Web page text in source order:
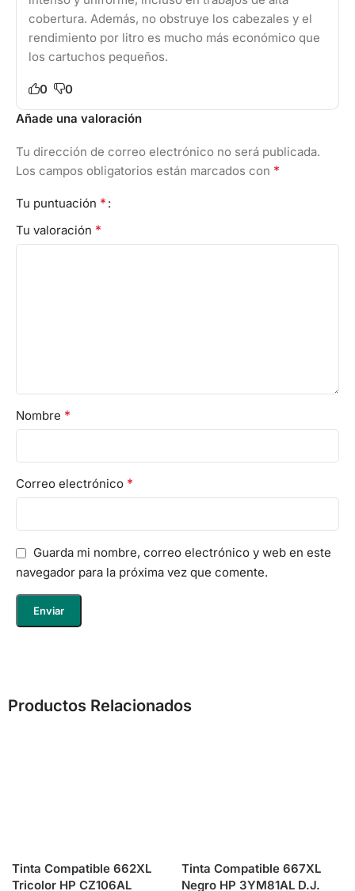
cobertura. Además, no obstruye los cabezales y el
rendimiento por litro es mucho más económico que
los cartuchos pequeños.
0
0
Añade una valoración
Tu dirección de correo electrónico no será publicada.
Los campos obligatorios están marcados con *
Tu puntuación *
Tu valoración *
Nombre *
Correo electrónico *
Guarda mi nombre, correo electrónico y web en este
navegador para la próxima vez que comente.
Productos Relacionados
Tinta Compatible 662XL
Tricolor HP CZ106AL
Tinta Compatible 667XL
Negro HP 3YM81AL D.J.